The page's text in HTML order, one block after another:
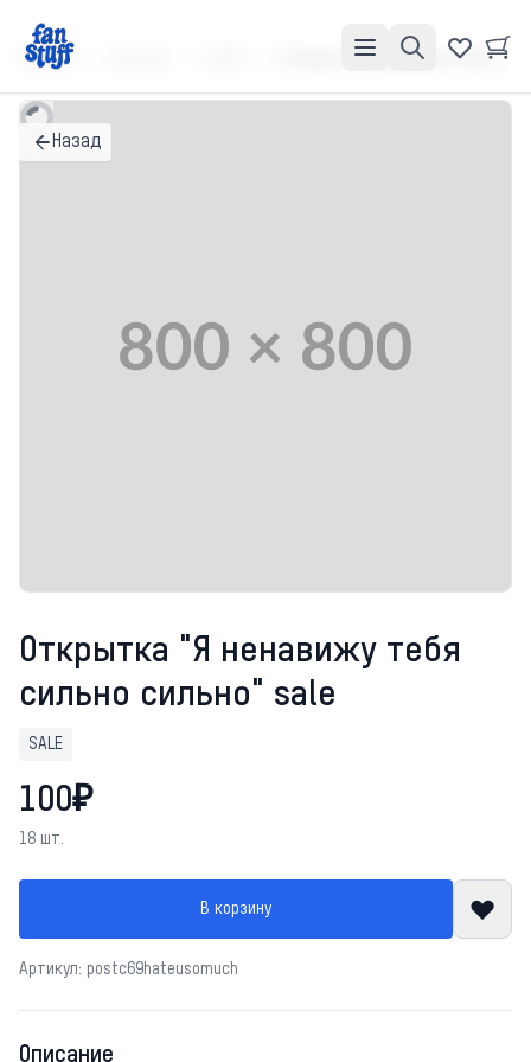
Главная Открытка "Я ненавижу тебя сильно сильно" sale
Назад
Открытка "Я ненавижу тебя
сильно сильно" sale
SALE
100₽
18 шт.
В корзину
Артикул: postc69hateusomuch
Описание